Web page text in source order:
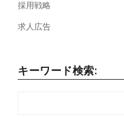
採用戦略
求人広告
キーワード検索: